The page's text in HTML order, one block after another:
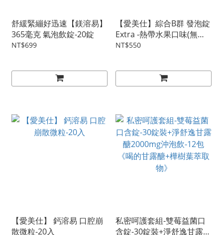
舒緩緊繃好迅速【鎂溶易】
365毫克 氣泡飲錠-20錠
NT$699
【愛美仕】綜合B群 發泡錠
Extra -熱帶水果口味(無
糖)-20錠 單片鋁箔裝
NT$550
【愛美仕】 鈣溶易 口腔崩
散微粒-20入
私密呵護套組-雙莓益菌口
含錠-30錠裝+淨舒逸甘露醣